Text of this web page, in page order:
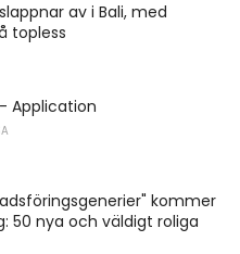
av i Bali, med
topless
Application
kommer
50 nya och väldigt roliga